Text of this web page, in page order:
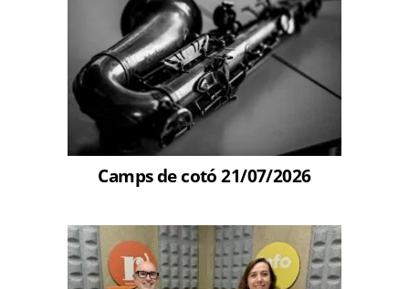
Camps de cotó 21/07/2026